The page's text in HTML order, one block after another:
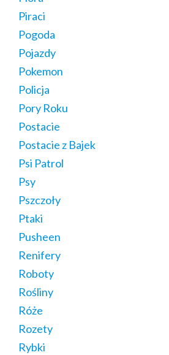
Piraci
Pogoda
Pojazdy
Pokemon
Policja
Pory Roku
Postacie
Postacie z Bajek
Psi Patrol
Psy
Pszczoły
Ptaki
Pusheen
Renifery
Roboty
Rośliny
Róże
Rozety
Rybki